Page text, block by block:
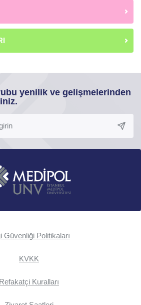
yenilik ve gelişmelerinden
Güvenliği Politikaları
KVKK
Refakatçi Kuralları